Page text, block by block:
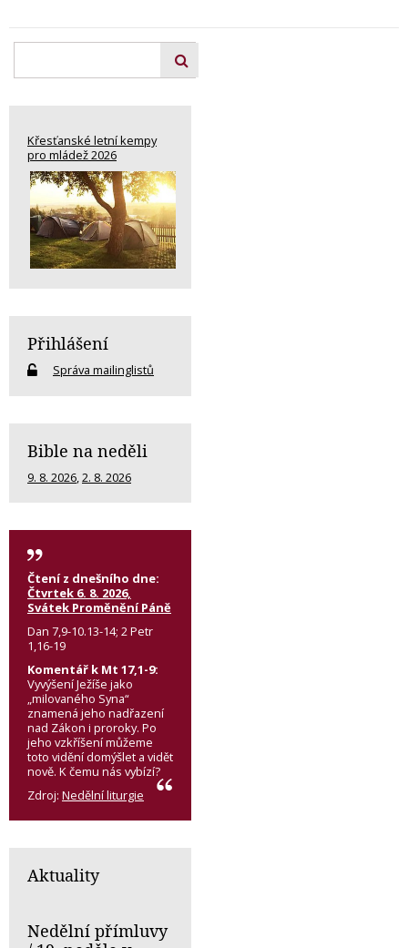
Křesťanské letní kempy
pro mládež 2026
Přihlášení
Správa mailinglistů
Bible na neděli
9. 8. 2026,2. 8. 2026
Čtení z dnešního dne:
Čtvrtek 6. 8. 2026,
Svátek Proměnění Páně
Dan 7,9-10.13-14; 2 Petr
1,16-19
Komentář k Mt 17,1-9:
Vyvýšení Ježíše jako
„milovaného Syna“
znamená jeho nadřazení
nad Zákon i proroky. Po
jeho vzkříšení můžeme
toto vidění domýšlet a vidět
nově. K čemu nás vybízí?
Zdroj: Nedělní liturgie
Aktuality
Nedělní přímluvy